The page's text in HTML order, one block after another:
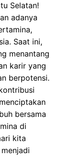
Selatan!
adanya
Saat ini,
menantang
karir yang
berpotensi.
bersama
di
kita